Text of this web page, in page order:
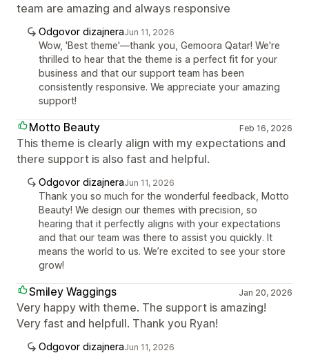
team are amazing and always responsive
Odgovor dizajneraJun 11, 2026
Wow, 'Best theme'—thank you, Gemoora Qatar! We're
thrilled to hear that the theme is a perfect fit for your
business and that our support team has been
consistently responsive. We appreciate your amazing
support!
Motto Beauty Feb 16, 2026
This theme is clearly align with my expectations and
there support is also fast and helpful.
Odgovor dizajneraJun 11, 2026
Thank you so much for the wonderful feedback, Motto
Beauty! We design our themes with precision, so
hearing that it perfectly aligns with your expectations
and that our team was there to assist you quickly. It
means the world to us. We’re excited to see your store
grow!
Smiley Waggings Jan 20, 2026
Very happy with theme. The support is amazing!
Very fast and helpfull. Thank you Ryan!
Odgovor dizajneraJun 11, 2026